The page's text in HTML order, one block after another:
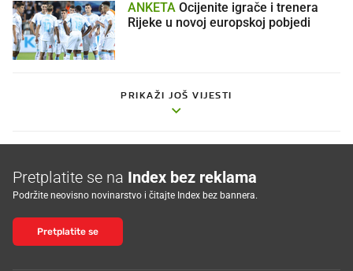
ANKETA
Rijeke u novoj europskoj pobjedi
PRIKAŽI JOŠ VIJESTI
Pretplatite se na Index bez reklama
Podržite neovisno novinarstvo i čitajte Index bez bannera.
Pretplatite se